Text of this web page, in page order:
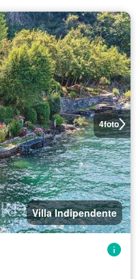
4foto
Villa Indipendente